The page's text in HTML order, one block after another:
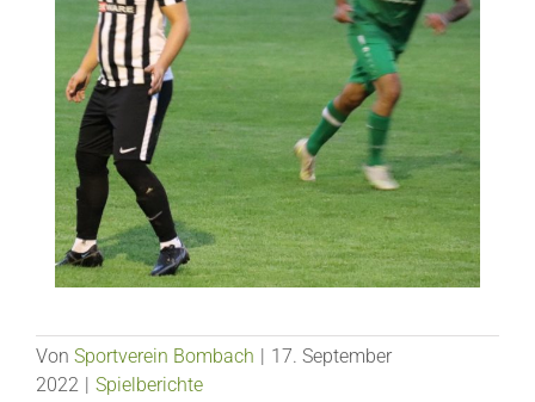
Von Sportverein Bombach | 17. September
2022 | Spielberichte